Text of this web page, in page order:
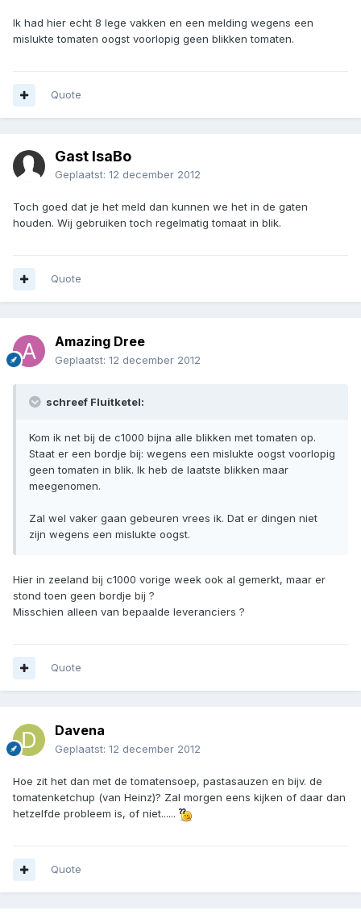
Ik had hier echt 8 lege vakken en een melding wegens een
mislukte tomaten oogst voorlopig geen blikken tomaten.
Quote
Gast IsaBo
Geplaatst: 12 december 2012
Toch goed dat je het meld dan kunnen we het in de gaten
houden. Wij gebruiken toch regelmatig tomaat in blik.
Quote
Amazing Dree
Geplaatst: 12 december 2012
schreef Fluitketel:
Kom ik net bij de c1000 bijna alle blikken met tomaten op.
Staat er een bordje bij: wegens een mislukte oogst voorlopig
geen tomaten in blik. Ik heb de laatste blikken maar
meegenomen.
Zal wel vaker gaan gebeuren vrees ik. Dat er dingen niet
zijn wegens een mislukte oogst.
Hier in zeeland bij c1000 vorige week ook al gemerkt, maar er
stond toen geen bordje bij ?
Misschien alleen van bepaalde leveranciers ?
Quote
Davena
Geplaatst: 12 december 2012
Hoe zit het dan met de tomatensoep, pastasauzen en bijv. de
tomatenketchup (van Heinz)? Zal morgen eens kijken of daar dan
hetzelfde probleem is, of niet......
Quote